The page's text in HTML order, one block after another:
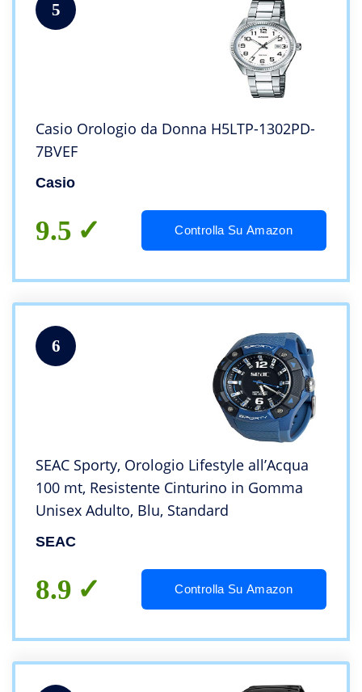
5
Casio Orologio da Donna H5LTP-1302PD-
7BVEF
Casio
9.5 Controlla Su Amazon
6
SEAC Sporty, Orologio Lifestyle all’Acqua
100 mt, Resistente Cinturino in Gomma
Unisex Adulto, Blu, Standard
SEAC
8.9 Controlla Su Amazon